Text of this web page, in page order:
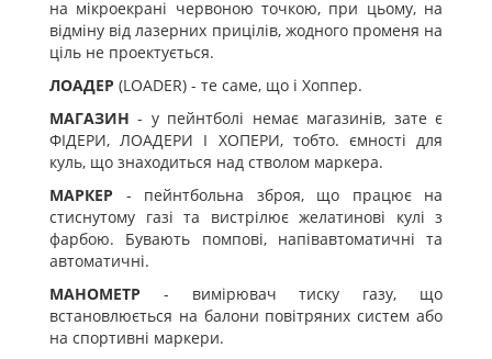
на мікроекрані червоною точкою, при цьому, на
відміну від лазерних прицілів, жодного променя на
ціль не проектується.
ЛОАДЕР (LOADER) - те саме, що і Хоппер.
МАГАЗИН - у пейнтболі немає магазинів, зате є
ФІДЕРИ, ЛОАДЕРИ І ХОПЕРИ, тобто. ємності для
куль, що знаходиться над стволом маркера.
МАРКЕР - пейнтбольна зброя, що працює на
стиснутому газі та вистрілює желатинові кулі з
фарбою. Бувають помпові, напівавтоматичні та
автоматичні.
МАНОМЕТР - вимірювач тиску газу, що
встановлюється на балони повітряних систем або
на спортивні маркери.